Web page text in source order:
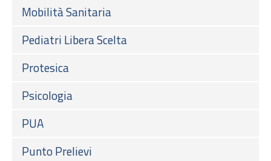
Mobilità Sanitaria
Pediatri Libera Scelta
Protesica
Psicologia
PUA
Punto Prelievi